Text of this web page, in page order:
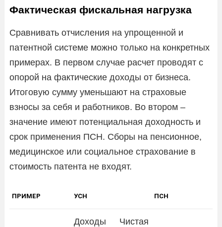
Фактическая фискальная нагрузка
Сравнивать отчисления на упрощенной и
патентной системе можно только на конкретных
примерах. В первом случае расчет проводят с
опорой на фактические доходы от бизнеса.
Итоговую сумму уменьшают на страховые
взносы за себя и работников. Во втором –
значение имеют потенциальная доходность и
срок применения ПСН. Сборы на пенсионное,
медицинское или социальное страхование в
стоимость патента не входят.
ПРИМЕР УСН ПСН
Доходы
Чистая